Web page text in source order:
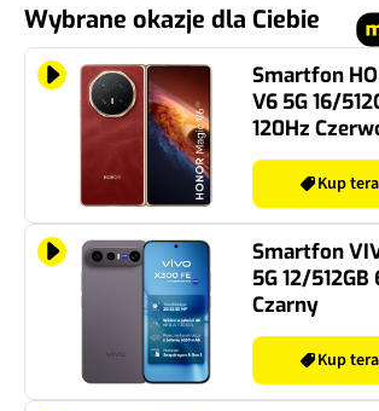
Wybrane okazje dla Ciebie
Smartfon
V6 5G 16/
120Hz
Kup
Smartfon
5G 12/512GB
Czarny
Kup